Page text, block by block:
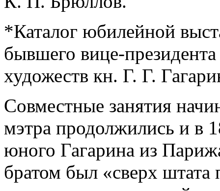
*Каталог юбилейной
бывшего вице-
художеств кн. Г. Г.
Совместные занятия
мэтра продолжились и в
юного Гагарина из
братом был «сверх